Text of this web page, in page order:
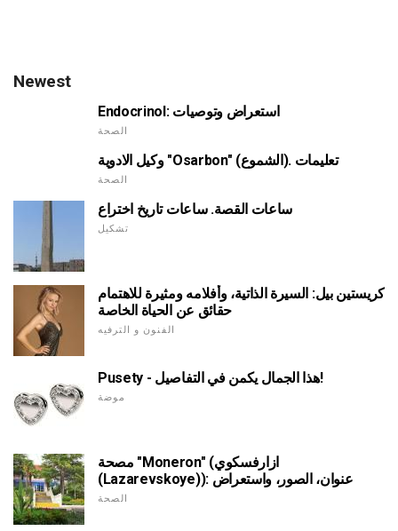
Newest
Endocrinol: استعراض وتوصيات
الصحة
وكيل الادوية "Osarbon" (الشموع). تعليمات
الصحة
ساعات القصة. ساعات تاريخ اختراع
تشكيل
كريستين بيل: السيرة الذاتية، وأفلامه ومثيرة للاهتمام
حقائق عن الحياة الخاصة
الفنون و الترفيه
Pusety - هذا الجمال يكمن في التفاصيل!
موضة
مصحة "Moneron" (ازارفسكوي
(Lazarevskoye)): عنوان، الصور، واستعراض
الصحة